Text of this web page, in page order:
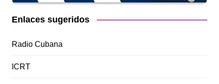
Enlaces sugeridos
Radio Cubana
ICRT